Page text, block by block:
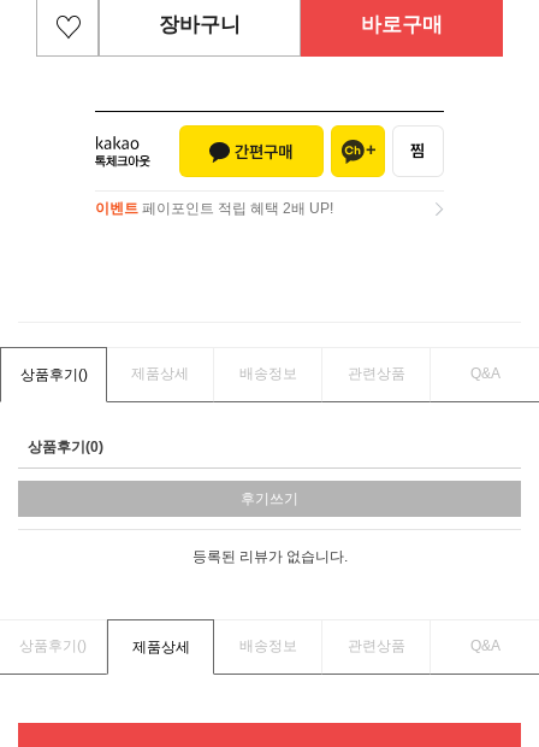
장바구니 바로구매
이벤트 페이포인트 적립 혜택 2배 UP!
상품후기() 제품상세 배송정보 관련상품 Q&A
상품후기(0)
후기쓰기
등록된 리뷰가 없습니다.
상품후기() 제품상세 배송정보 관련상품 Q&A